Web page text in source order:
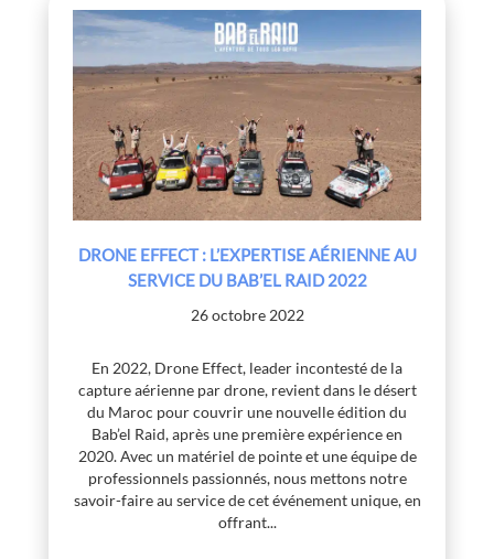
DRONE EFFECT : L’EXPERTISE AÉRIENNE AU
SERVICE DU BAB’EL RAID 2022
26 octobre 2022
En 2022, Drone Effect, leader incontesté de la
capture aérienne par drone, revient dans le désert
du Maroc pour couvrir une nouvelle édition du
Bab’el Raid, après une première expérience en
2020. Avec un matériel de pointe et une équipe de
professionnels passionnés, nous mettons notre
savoir-faire au service de cet événement unique, en
offrant...